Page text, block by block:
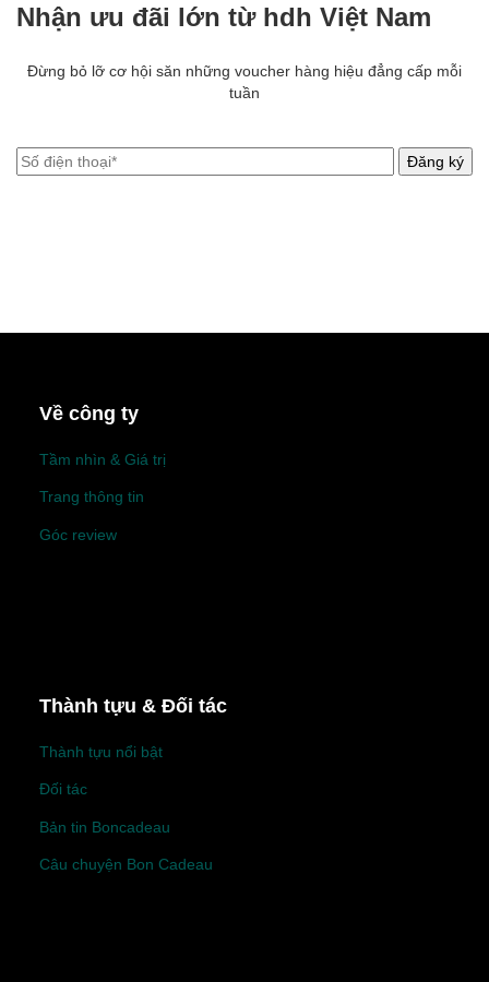
Nhận ưu đãi lớn từ hdh Việt Nam
Đừng bỏ lỡ cơ hội săn những voucher hàng hiệu đẳng cấp mỗi
tuần
Về công ty
Tầm nhìn & Giá trị
Trang thông tin
Góc review
Thành tựu & Đối tác
Thành tựu nổi bật
Đối tác
Bản tin Boncadeau
Câu chuyện Bon Cadeau